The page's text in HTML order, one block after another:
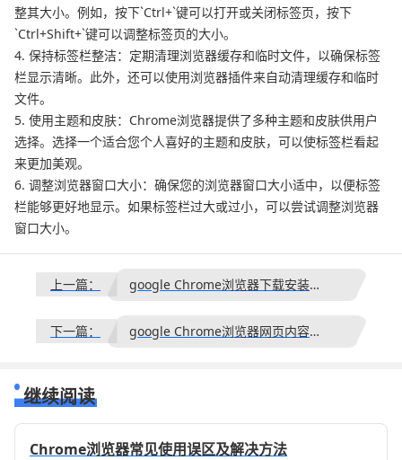
整其大小。例如，按下`Ctrl+`键可以打开或关闭标签页，按下
`Ctrl+Shift+`键可以调整标签页的大小。
4. 保持标签栏整洁：定期清理浏览器缓存和临时文件，以确保标签
栏显示清晰。此外，还可以使用浏览器插件来自动清理缓存和临时
文件。
5. 使用主题和皮肤：Chrome浏览器提供了多种主题和皮肤供用户
选择。选择一个适合您个人喜好的主题和皮肤，可以使标签栏看起
来更加美观。
6. 调整浏览器窗口大小：确保您的浏览器窗口大小适中，以便标签
栏能够更好地显示。如果标签栏过大或过小，可以尝试调整浏览器
窗口大小。
上一篇： google Chrome浏览器下载安装后更新管理
下一篇： google Chrome浏览器网页内容翻译功能实测与优化详尽
继续阅读
Chrome浏览器常见使用误区及解决方法